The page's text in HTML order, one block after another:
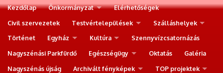
Kezdőlap Önkormányzat
Elérhetőségek
Civil szervezetek
Testvértelepülések
Szálláshelyek
Történet
Egyház Kultúra
Szennyvízcsatornázás
Nagyszénási Parkfürdő
Egészségügy Oktatás
Galéria
Nagyszénás újság
Archivált fényképek
TOP projektek